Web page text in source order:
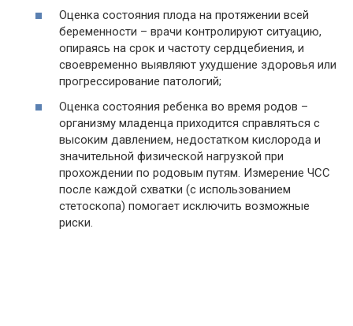
Оценка состояния плода на протяжении всей
беременности – врачи контролируют ситуацию,
опираясь на срок и частоту сердцебиения, и
своевременно выявляют ухудшение здоровья или
прогрессирование патологий;
Оценка состояния ребенка во время родов –
организму младенца приходится справляться с
высоким давлением, недостатком кислорода и
значительной физической нагрузкой при
прохождении по родовым путям. Измерение ЧСС
после каждой схватки (с использованием
стетоскопа) помогает исключить возможные
риски.